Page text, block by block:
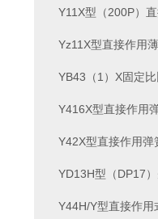
Y11X型（200P）
Yz11X型直接作用
YB43（1）X固定
Y416X型直接作用
Y42X型直接作用弹
Y44H/Y型直接作用